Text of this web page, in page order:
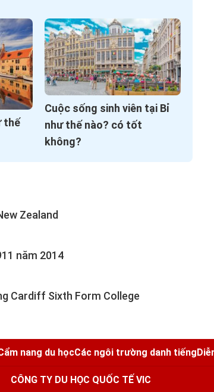
thế
Cuộc sống sinh viên tại Bỉ
như thế nào? có tốt
không?
Zealand
năm 2014
Cardiff Sixth Form College
nang du họcCác ngôi trường danh tiếng
CÔNG TY DU HỌC QUỐC TẾ VIC